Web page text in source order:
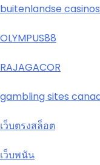
buitenlandse casinos
OLYMPUS88
RAJAGACOR
gambling sites
เว็บตรงสล็อต
เว็บพนัน